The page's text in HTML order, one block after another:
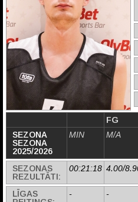
FG
SEZONA
SEZONA
2025/2026
MIN M/A
SEZONAS
REZULTĀTI:
00:21:18 4.00/
LĪGAS
- -